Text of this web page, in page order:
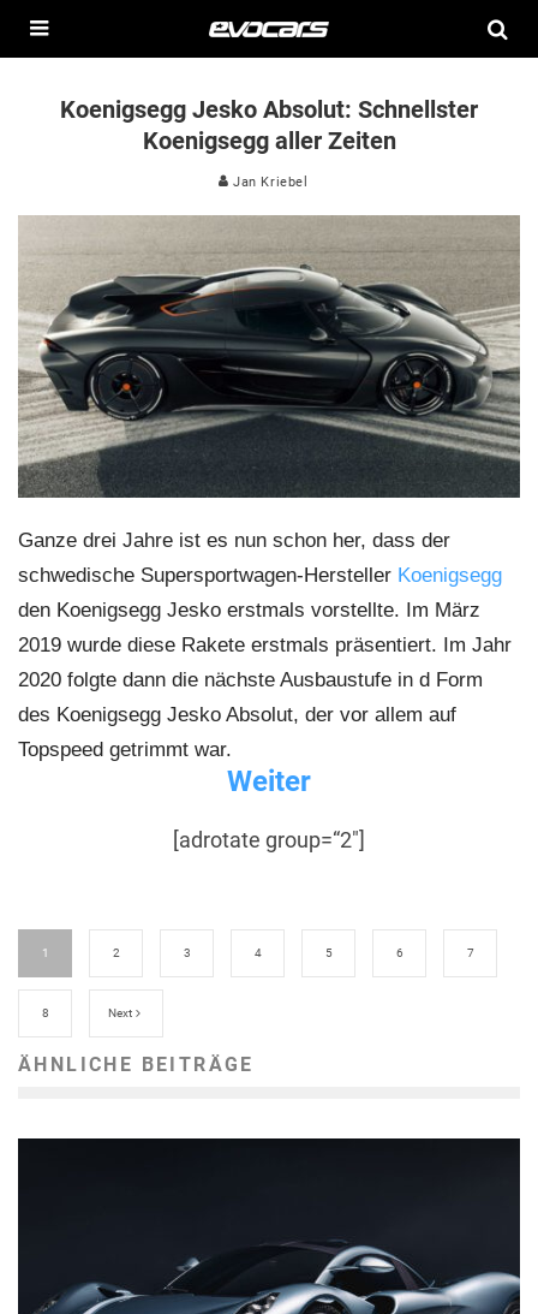
Koenigsegg Jesko Absolut: Schnellster
Koenigsegg aller Zeiten
Jan Kriebel
Ganze drei Jahre ist es nun schon her, dass der
schwedische Supersportwagen-Hersteller Koenigsegg
den Koenigsegg Jesko erstmals vorstellte. Im März
2019 wurde diese Rakete erstmals präsentiert. Im Jahr
2020 folgte dann die nächste Ausbaustufe in d Form
des Koenigsegg Jesko Absolut, der vor allem auf
Topspeed getrimmt war.
Weiter
[adrotate group=“2″]
1 2 3 4 5 6 7
8 Next
ÄHNLICHE BEITRÄGE